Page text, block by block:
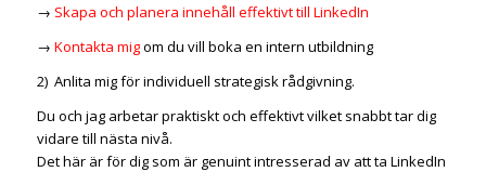
→ Skapa och planera innehåll effektivt till LinkedIn
→ Kontakta migom du vill boka en intern utbildning
2) Anlita mig för individuell strategisk rådgivning.
Du och jag arbetar praktiskt och effektivt vilket snabbt tar dig
vidare till nästa nivå.
Det här är för dig som är genuint intresserad av att ta LinkedIn